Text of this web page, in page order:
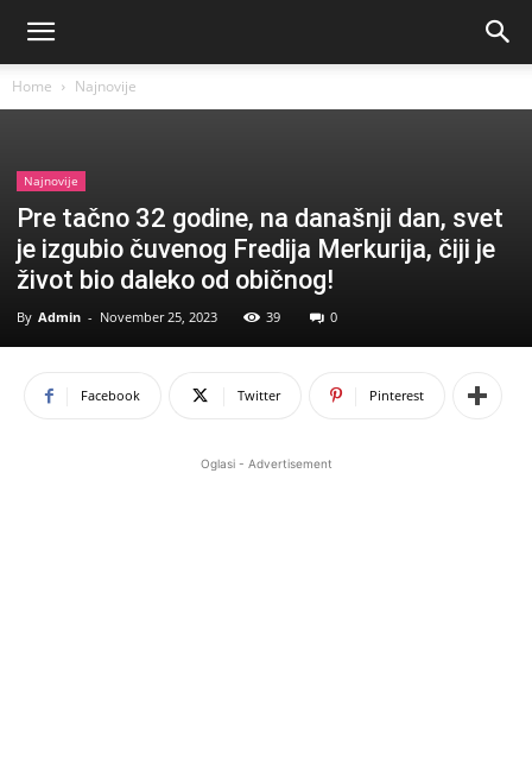
Home Najnovije
Najnovije
Pre tačno 32 godine, na današnji dan, svet
je izgubio čuvenog Fredija Merkurija, čiji je
život bio daleko od običnog!
By Admin - November 25, 2023 39 0
Facebook Twitter Pinterest
Oglasi - Advertisement